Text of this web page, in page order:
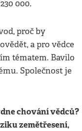
000.
proč by
a pro vědce
tématem. Bavilo
Společnost je
chování vědců?
zemětřesení,